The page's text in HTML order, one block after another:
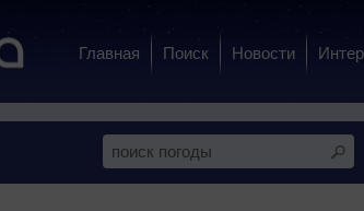
Главная Поиск Новости